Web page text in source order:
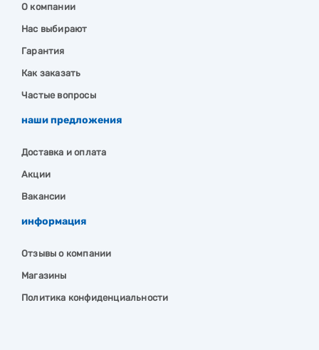
О компании
Нас выбирают
Гарантия
Как заказать
Частые вопросы
наши предложения
Доставка и оплата
Акции
Вакансии
информация
Отзывы о компании
Магазины
Политика конфиденциальности